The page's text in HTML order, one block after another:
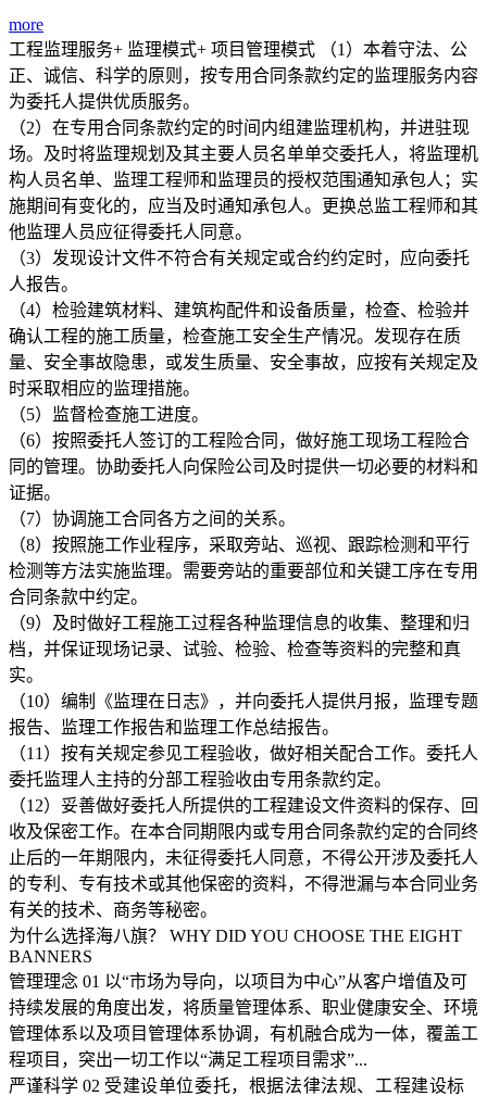
more
工程监理服务+ 监理模式+ 项目管理模式
（1）本着守法、公
正、诚信、科学的原则，按专用合同条款约定的监理服务内容
为委托人提供优质服务。
（2）在专用合同条款约定的时间内组建监理机构，并进驻现
场。及时将监理规划及其主要人员名单单交委托人，将监理机
构人员名单、监理工程师和监理员的授权范围通知承包人；实
施期间有变化的，应当及时通知承包人。更换总监工程师和其
他监理人员应征得委托人同意。
（3）发现设计文件不符合有关规定或合约约定时，应向委托
人报告。
（4）检验建筑材料、建筑构配件和设备质量，检查、检验并
确认工程的施工质量，检查施工安全生产情况。发现存在质
量、安全事故隐患，或发生质量、安全事故，应按有关规定及
时采取相应的监理措施。
（5）监督检查施工进度。
（6）按照委托人签订的工程险合同，做好施工现场工程险合
同的管理。协助委托人向保险公司及时提供一切必要的材料和
证据。
（7）协调施工合同各方之间的关系。
（8）按照施工作业程序，采取旁站、巡视、跟踪检测和平行
检测等方法实施监理。需要旁站的重要部位和关键工序在专用
合同条款中约定。
（9）及时做好工程施工过程各种监理信息的收集、整理和归
档，并保证现场记录、试验、检验、检查等资料的完整和真
实。
（10）编制《监理在日志》，并向委托人提供月报，监理专题
报告、监理工作报告和监理工作总结报告。
（11）按有关规定参见工程验收，做好相关配合工作。委托人
委托监理人主持的分部工程验收由专用条款约定。
（12）妥善做好委托人所提供的工程建设文件资料的保存、回
收及保密工作。在本合同期限内或专用合同条款约定的合同终
止后的一年期限内，未征得委托人同意，不得公开涉及委托人
的专利、专有技术或其他保密的资料，不得泄漏与本合同业务
有关的技术、商务等秘密。
为什么选择海八旗？ WHY DID YOU CHOOSE THE EIGHT
BANNERS
管理理念 01 以“市场为导向，以项目为中心”从客户增值及可
持续发展的角度出发，将质量管理体系、职业健康安全、环境
管理体系以及项目管理体系协调，有机融合成为一体，覆盖工
程项目，突出一切工作以“满足工程项目需求”...
严谨科学 02 受建设单位委托，根据法律法规、工程建设标